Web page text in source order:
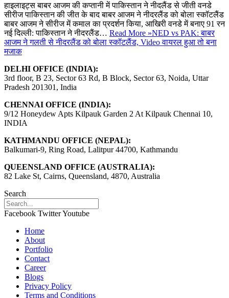
हाइलाइट्स बाबर आजम की कप्तानी में पाकिस्तान ने नीदलैंड से जीती वनडे
सीरीज पाकिस्तान की जीत के बाद बाबर आजम ने नीदरलैंड को बोला स्कॉटलैंड
बाबर आजम ने सीरीज में कमाल का प्रदर्शन किया, आखिरी वनडे में बनाए 91 रन
नई दिल्ली: पाकिस्तान ने नीदरलैंड… Read More »NED vs PAK: बाबर
आजम ने गलती से नीदरलैंड को बोला स्कॉटलैंड, Video वायरल हुआ तो बना
मजाक
DELHI OFFICE (INDIA):
3rd floor, B 23, Sector 63 Rd, B Block, Sector 63, Noida, Uttar
Pradesh 201301, India
CHENNAI OFFICE (INDIA):
9/12 Honeydew Apts Kilpauk Garden 2 At Kilpauk Chennai 10,
INDIA
KATHMANDU OFFICE (NEPAL):
Balkumari-9, Ring Road, Lalitpur 44700, Kathmandu
QUEENSLAND OFFICE (AUSTRALIA):
82 Lake St, Cairns, Queensland, 4870, Australia
Search
Facebook TwitterYoutube
Home
About
Portfolio
Contact
Career
Blogs
Privacy Policy
Terms and Conditions